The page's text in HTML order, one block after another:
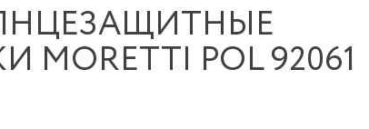
MORETTI POL 92061